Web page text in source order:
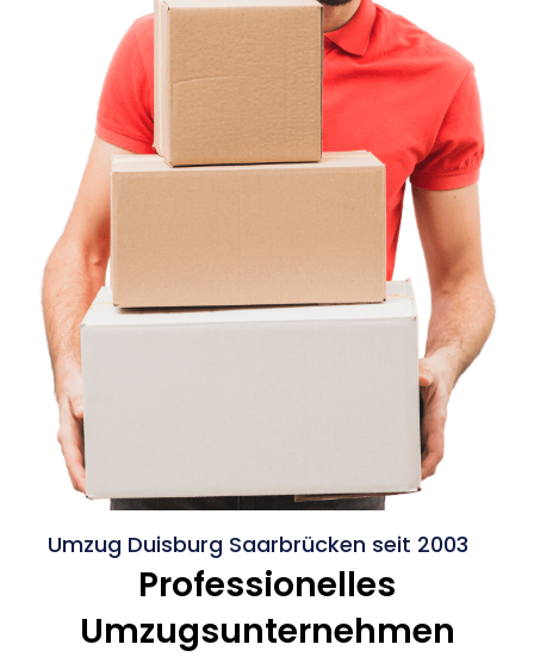
Umzug Duisburg Saarbrücken seit 2003
Professionelles
Umzugsunternehmen